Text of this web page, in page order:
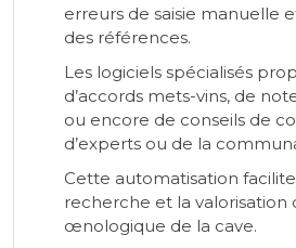
erreurs de saisie manuelle
des références.
Les logiciels spécialisés
d’accords mets-vins, de
ou encore de conseils de
d’experts ou de la
Cette automatisation
recherche et la valorisation
œnologique de la cave.